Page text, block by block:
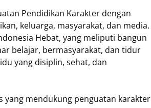
Pendidikan Karakter dengan
keluarga, masyarakat, dan media.
Hebat, yang meliputi bangun
belajar, bermasyarakat, dan tidur
yang disiplin, sehat, dan
yang mendukung penguatan karakter